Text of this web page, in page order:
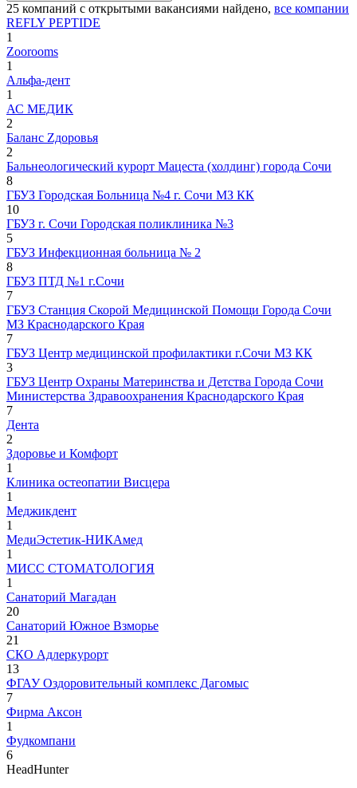
25 компаний с открытыми вакансиями найдено, все компании
REFLY PEPTIDE
1
Zoorooms
1
Альфа-дент
1
АС МЕДИК
2
Баланс Zдоровья
2
Бальнеологический курорт Мацеста (холдинг) города Сочи
8
ГБУЗ Городская Больница №4 г. Сочи МЗ КК
10
ГБУЗ г. Сочи Городская поликлиника №3
5
ГБУЗ Инфекционная больница № 2
8
ГБУЗ ПТД №1 г.Сочи
7
ГБУЗ Станция Скорой Медицинской Помощи Города Сочи
МЗ Краснодарского Края
7
ГБУЗ Центр медицинской профилактики г.Сочи МЗ КК
3
ГБУЗ Центр Охраны Материнства и Детства Города Сочи
Министерства Здравоохранения Краснодарского Края
7
Дента
2
Здоровье и Комфорт
1
Клиника остеопатии Висцера
1
Меджикдент
1
МедиЭстетик-НИКАмед
1
МИСС СТОМАТОЛОГИЯ
1
Санаторий Магадан
20
Санаторий Южное Взморье
21
СКО Адлеркурорт
13
ФГАУ Оздоровительный комплекс Дагомыс
7
Фирма Аксон
1
Фудкомпани
6
HeadHunter